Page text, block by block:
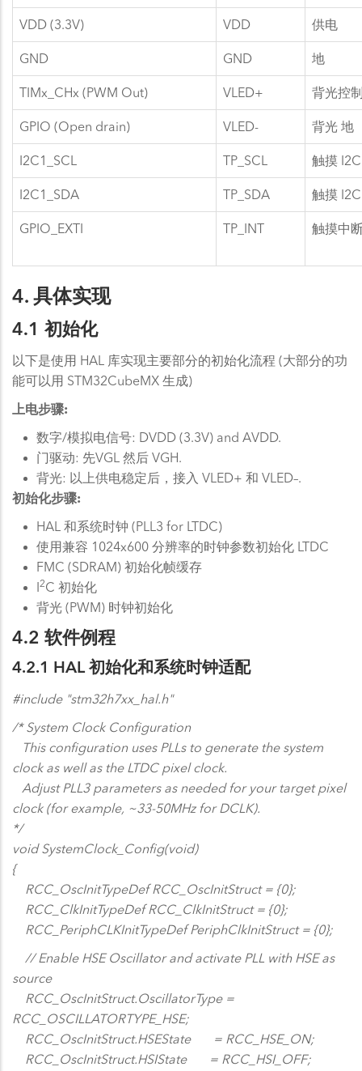
VDD (3.3V) VDD 供电
GND GND 地
TIMx_CHx (PWM Out) VLED+ 背光控
GPIO (Open drain) VLED- 背光 地
I2C1_SCL TP_SCL 触摸
I2C1_SDA TP_SDA 触摸
GPIO_EXTI TP_INT 触摸中
4. 具体实现
4.1 初始化
以下是使用 HAL 库实现主要部分的初始化流程 (大部分的功
能可以用 STM32CubeMX 生成)
上电步骤:
数字/模拟电信号: DVDD (3.3V) and AVDD.
门驱动: 先VGL 然后 VGH.
背光: 以上供电稳定后，接入 VLED+ 和 VLED–.
初始化步骤:
HAL 和系统时钟 (PLL3 for LTDC)
使用兼容 1024x600 分辨率的时钟参数初始化 LTDC
FMC (SDRAM) 初始化帧缓存
2C 初始化
背光 (PWM) 时钟初始化
4.2 软件例程
4.2.1 HAL 初始化和系统时钟适配
#include "stm32h7xx_hal.h"
/* System Clock Configuration
This configuration uses PLLs to generate the system
clock as well as the LTDC pixel clock.
Adjust PLL3 parameters as needed for your target pixel
clock (for example, ~33-50MHz for DCLK).
*/
void SystemClock_Config(void)
{
RCC_OscInitTypeDef RCC_OscInitStruct = {0};
RCC_ClkInitTypeDef RCC_ClkInitStruct = {0};
RCC_PeriphCLKInitTypeDef PeriphClkInitStruct = {0};
// Enable HSE Oscillator and activate PLL with HSE as
source
RCC_OscInitStruct.OscillatorType =
RCC_OSCILLATORTYPE_HSE;
RCC_OscInitStruct.HSEState = RCC_HSE_ON;
RCC_OscInitStruct.HSIState = RCC_HSI_OFF;